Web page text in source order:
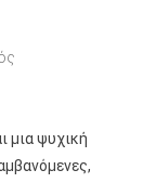
μια ψυχική